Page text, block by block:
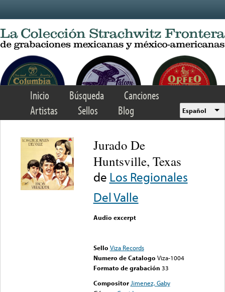
Inicio Búsqueda
Canciones
Artistas
Sellos Blog Español
Jurado De
Huntsville, Texas
de Los Regionales
Del Valle
Audio excerpt
Sello Viza Records
Numero de Catalogo Viza-1004
Formato de grabación 33
Compositor Jimenez, Gaby